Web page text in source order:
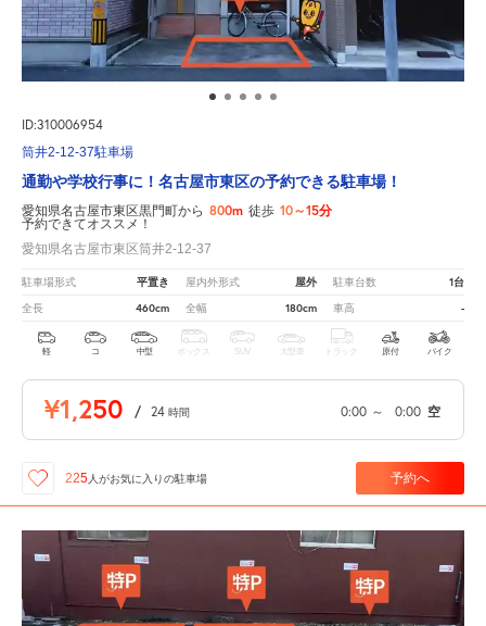
ID:310006954
筒井2-12-37駐車場
通勤や学校行事に！名古屋市東区の予約できる駐車場！
愛知県名古屋市東区黒門町から 800m 徒歩 10～15分
予約できてオススメ！
愛知県名古屋市東区筒井2-12-37
駐車場形式 平置き 屋内外形式 屋外 駐車台数 1台
全長 460cm 全幅 180cm 車高 -
軽 コ 中型 ボックス SUV 大型車 トラック 原付 バイク
¥1,250 / 24 時間 0:00 ～ 0:00 空
225 人がお気に入りの駐車場 予約へ